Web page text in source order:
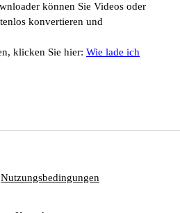
können Sie Videos oder
konvertieren und
klicken Sie hier: Wie lade ich
Nutzungsbedingungen